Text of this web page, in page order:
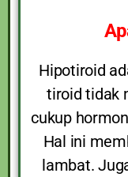
Hipotiroid
tiroid tidak
cukup
Hal ini
lambat.